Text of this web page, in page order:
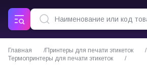
Главная
Принтеры для печати этикеток
Термопринтеры для печати этикеток